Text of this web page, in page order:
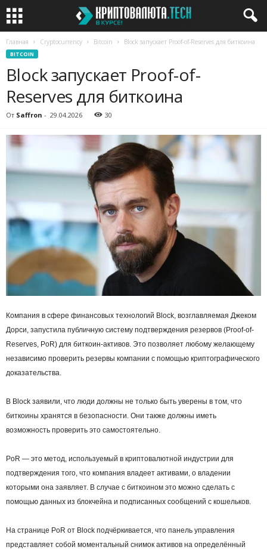
Главная Cryptocurrency Bitcoin Block запускает Proof-of-Reserves для биткоина
BITCOIN
Block запускает Proof-of-
Reserves для биткоина
От Saffron - 29.04.2026 30
Компания в сфере финансовых технологий Block, возглавляемая Джеком
Дорси, запустила публичную систему подтверждения резервов (Proof-of-
Reserves, PoR) для биткоин-активов. Это позволяет любому желающему
независимо проверить резервы компании с помощью криптографического
доказательства.
В Block заявили, что люди должны не только быть уверены в том, что
биткоины хранятся в безопасности. Они также должны иметь
возможность проверить это самостоятельно.
PoR — это метод, используемый в криптовалютной индустрии для
подтверждения того, что компания владеет активами, о владении
которыми она заявляет. В случае с биткоином это можно сделать с
помощью данных из блокчейна и подписанных сообщений с кошельков.
На странице PoR от Block подчёркивается, что панель управления
представляет собой моментальный снимок активов на определённый